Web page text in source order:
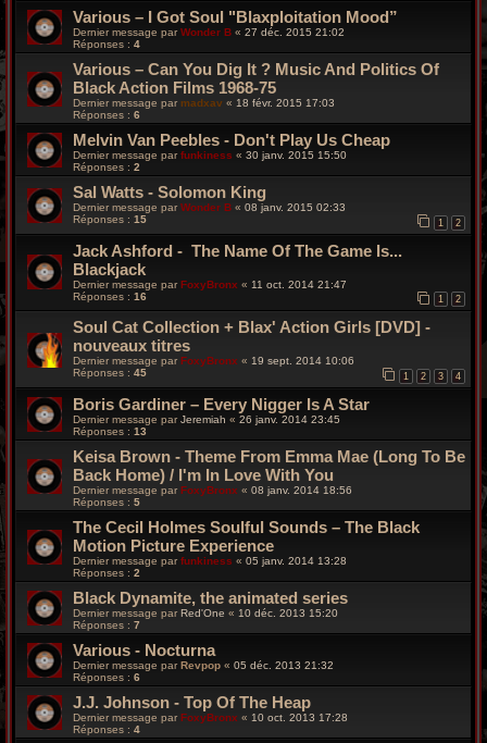
Various – I Got Soul "Blaxploitation Mood”
Dernier message parWonder B « 27 déc. 2015 21:02
Réponses : 4
Various – Can You Dig It ? Music And Politics Of
Black Action Films 1968-75
Dernier message par madxav « 18 févr. 2015 17:03
Réponses : 6
Melvin Van Peebles - Don't Play Us Cheap
Dernier message parfunkiness « 30 janv. 2015 15:50
Réponses : 2
Sal Watts - Solomon King
Dernier message par Wonder B « 08 janv. 2015 02:33
Réponses : 15 1 2
Jack Ashford - The Name Of The Game Is...
Blackjack
Dernier message par FoxyBronx « 11 oct. 2014 21:47
Réponses : 16 1 2
Soul Cat Collection + Blax' Action Girls [DVD] -
nouveaux titres
Dernier message par FoxyBronx « 19 sept. 2014 10:06
Réponses : 45 1 2 3 4
Boris Gardiner – Every Nigger Is A Star
Dernier message parJeremiah « 26 janv. 2014 23:45
Réponses : 13
Keisa Brown - Theme From Emma Mae (Long To Be
Back Home) / I'm In Love With You
Dernier message par FoxyBronx « 08 janv. 2014 18:56
Réponses : 5
The Cecil Holmes Soulful Sounds – The Black
Motion Picture Experience
Dernier message par funkiness « 05 janv. 2014 13:28
Réponses : 2
Black Dynamite, the animated series
Dernier message par Red'One « 10 déc. 2013 15:20
Réponses : 7
Various - Nocturna
Dernier message parRevpop « 05 déc. 2013 21:32
Réponses : 6
J.J. Johnson - Top Of The Heap
Dernier message par FoxyBronx « 10 oct. 2013 17:28
Réponses : 4